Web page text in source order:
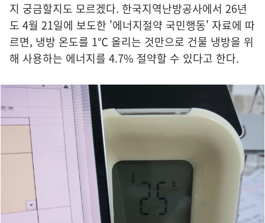
지 궁금할지도 모르겠다. 한국지역난방공사에서 26년
도 4월 21일에 보도한 '에너지절약 국민행동' 자료에 따
르면, 냉방 온도를 1℃ 올리는 것만으로 건물 냉방을 위
해 사용하는 에너지를 4.7% 절약할 수 있다고 한다.